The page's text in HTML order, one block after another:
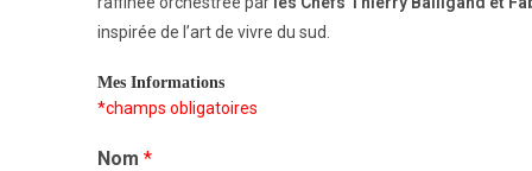
inspirée de l’art de vivre du sud.
Mes Informations
*champs obligatoires
Nom *